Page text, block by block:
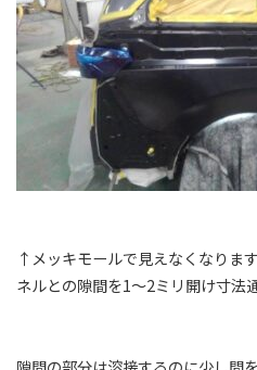
↑メッキモールで見えなくなりま
ネルとの隙間を1～2ミリ開け寸法